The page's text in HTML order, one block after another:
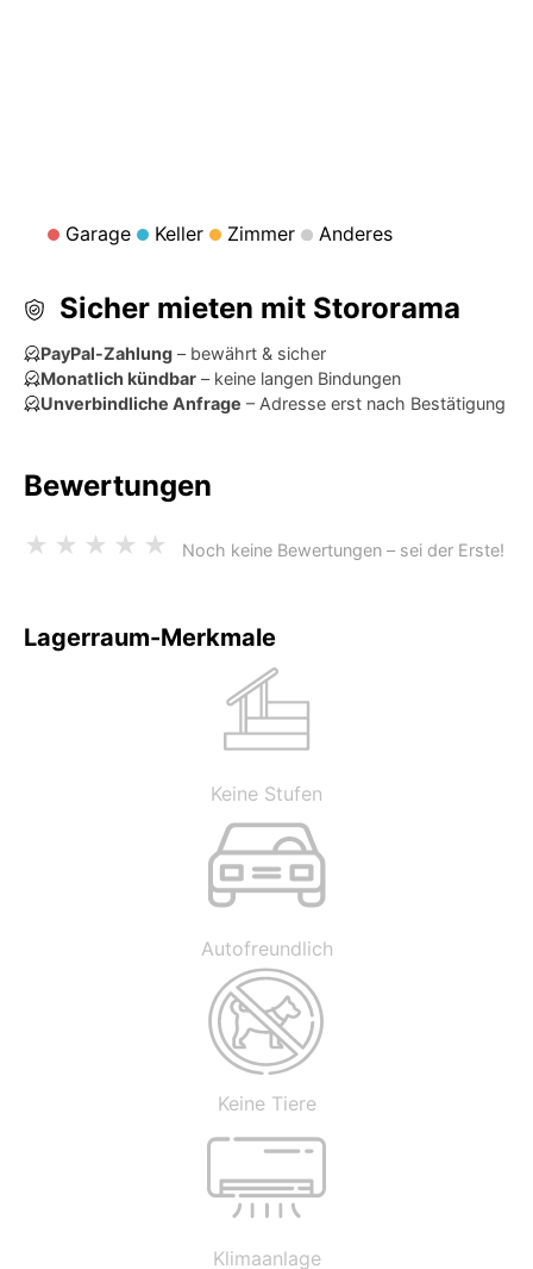
Garage Keller Zimmer Anderes
Sicher mieten mit Stororama
PayPal-Zahlung – bewährt & sicher
Monatlich kündbar – keine langen Bindungen
Unverbindliche Anfrage – Adresse erst nach Bestätigung
Bewertungen
★ ★ ★ ★ ★ Noch keine Bewertungen – sei der Erste!
Lagerraum-Merkmale
Keine Stufen
Autofreundlich
Keine Tiere
Klimaanlage